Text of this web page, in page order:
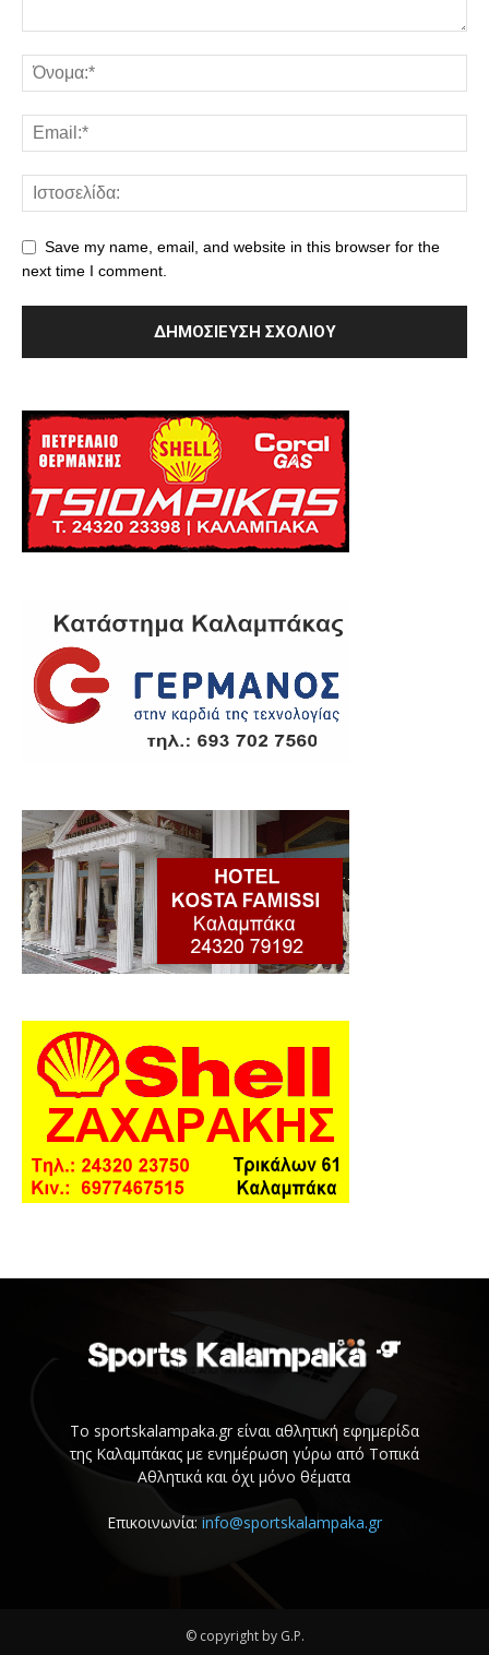
Save my name, email, and website in this browser for the
next time I comment.
Το sportskalampaka.gr είναι αθλητική εφημερίδα
της Καλαμπάκας με ενημέρωση γύρω από Τοπικά
Αθλητικά και όχι μόνο θέματα
Επικοινωνία: info@sportskalampaka.gr
© copyright by G.P.